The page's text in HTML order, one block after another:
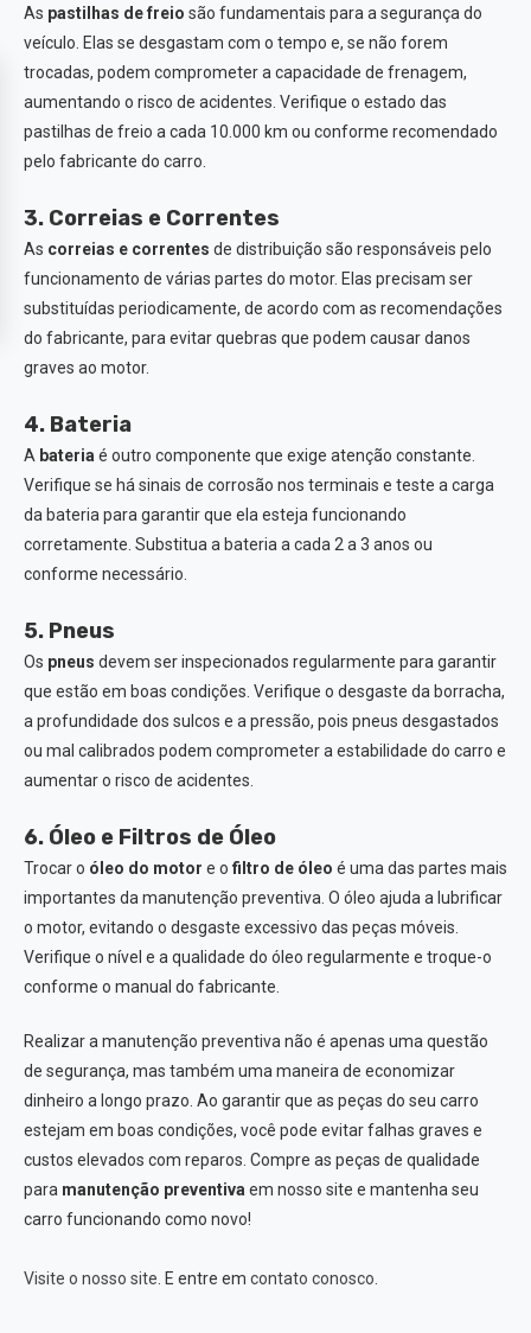
As pastilhas de freio são fundamentais para a segurança do
veículo. Elas se desgastam com o tempo e, se não forem
trocadas, podem comprometer a capacidade de frenagem,
aumentando o risco de acidentes. Verifique o estado das
pastilhas de freio a cada 10.000 km ou conforme recomendado
pelo fabricante do carro.
3. Correias e Correntes
As correias e correntes de distribuição são responsáveis pelo
funcionamento de várias partes do motor. Elas precisam ser
substituídas periodicamente, de acordo com as recomendações
do fabricante, para evitar quebras que podem causar danos
graves ao motor.
4. Bateria
A bateria é outro componente que exige atenção constante.
Verifique se há sinais de corrosão nos terminais e teste a carga
da bateria para garantir que ela esteja funcionando
corretamente. Substitua a bateria a cada 2 a 3 anos ou
conforme necessário.
5. Pneus
Os pneus devem ser inspecionados regularmente para garantir
que estão em boas condições. Verifique o desgaste da borracha,
a profundidade dos sulcos e a pressão, pois pneus desgastados
ou mal calibrados podem comprometer a estabilidade do carro e
aumentar o risco de acidentes.
6. Óleo e Filtros de Óleo
Trocar o óleo do motor e o filtro de óleo é uma das partes mais
importantes da manutenção preventiva. O óleo ajuda a lubrificar
o motor, evitando o desgaste excessivo das peças móveis.
Verifique o nível e a qualidade do óleo regularmente e troque-o
conforme o manual do fabricante.
Realizar a manutenção preventiva não é apenas uma questão
de segurança, mas também uma maneira de economizar
dinheiro a longo prazo. Ao garantir que as peças do seu carro
estejam em boas condições, você pode evitar falhas graves e
custos elevados com reparos. Compre as peças de qualidade
para manutenção preventiva em nosso site e mantenha seu
carro funcionando como novo!
Visite o nosso site . E entre em contato conosco